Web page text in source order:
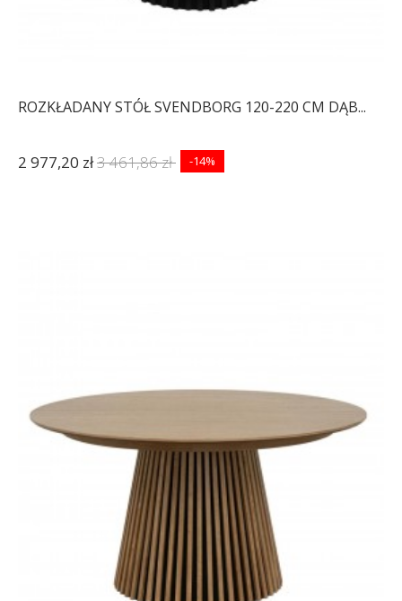
ROZKŁADANY STÓŁ SVENDBORG 120-220 CM DĄB...
2 977,20 zł3 461,86 zł -14%